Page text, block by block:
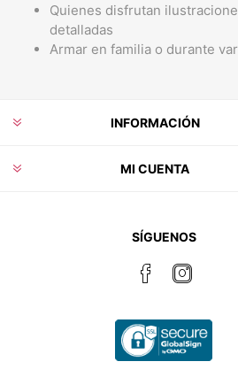
Quienes disfrutan
detalladas
Armar en familia o durante
INFORMACIÓN
MI CUENTA
SÍGUENOS